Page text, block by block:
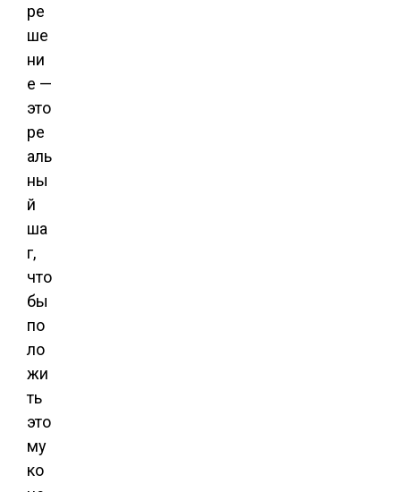
ре
ше
ни
е —
это
ре
аль
ны
й
ша
г,
что
бы
по
ло
жи
ть
это
му
ко